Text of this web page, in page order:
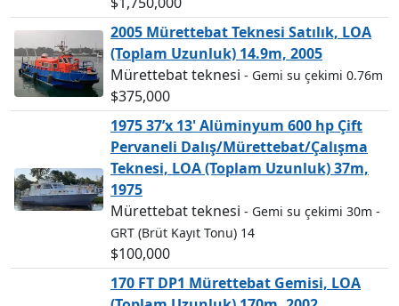
2005 Mürettebat Teknesi Satılık, LOA
(Toplam Uzunluk) 14.9m, 2005
Mürettebat teknesi - Gemi su çekimi 0.76m
$375,000
1975 37’x 13' Alüminyum 600 hp Çift
Pervaneli Dalış/Mürettebat/Çalışma
Teknesi, LOA (Toplam Uzunluk) 37m,
1975
Mürettebat teknesi - Gemi su çekimi 30m -
GRT (Brüt Kayıt Tonu) 14
$100,000
170 FT DP1 Mürettebat Gemisi, LOA